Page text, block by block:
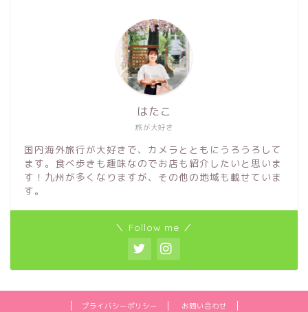
旅が大好き
はたこ
国内海外旅行が大好きで、カメラとともにうろうろして
ます。食べ歩きも趣味なのでお店も紹介したいと思いま
す！九州が多くなりますが、その他の地域も載せていま
す。
＼ Follow me ／
プライバシーポリシー お問い合わせ